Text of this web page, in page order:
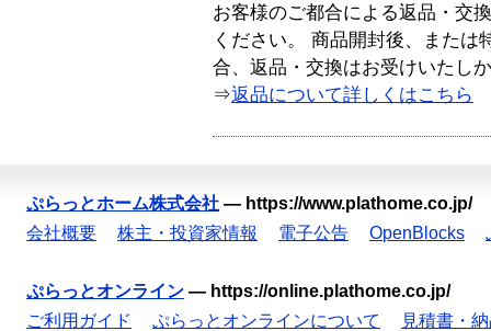
お客様のご都合による返品・交
ください。 商品開封後、または
合、返品・交換はお受けいたし
⇒返品について詳しくはこちら
ぷらっとホーム株式会社 — https://www.plathome.co.jp/
会社概要
株主・投資家情報 電子公告 OpenBlocks
ぷらっとオンライン — https://online.plathome.co.jp/
ご利用ガイド
ぷらっとオンラインについて
見積書・